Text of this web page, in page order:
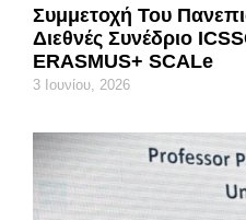
Συμμετοχή Του
Διεθνές Συνέδριο
ERASMUS+ SCALe
3 Ιουνίου, 2026